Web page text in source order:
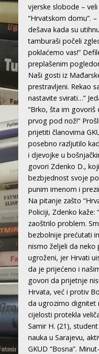
vjerske slobode –
“Hrvatskom domu”.
dešava kada su
tamburaši počeli
poklaćemo vas!”
preplašenim
Naši gosti iz
prestravljeni. Rekao
nastavite svirati…”
“Brko, šta im govoriš
prvog pod nož!”
prijetiti članovima
posebno razljutilo
i djevojke u
govori Zdenko D.,
bezbjednost svoje
punim imenom i
Na pitanje zašto
Policiji, Zdenko
zaoštrilo problem.
bezbolnije prećutati
nismo željeli da neko
ugroženi, jer Hrvati
da je prijećeno i
govori da prijetnje
Hrvata, već i protiv
da ugrozimo dignitet
cijelosti protekla
Samir H. (21),
nauka u Sarajevu,
GKUD “Bosna”.